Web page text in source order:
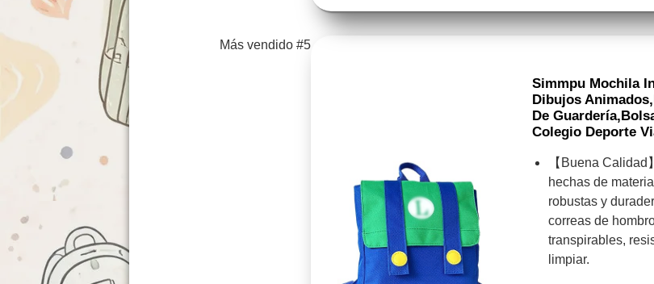
Más vendido #5
Simmpu Mochila
Dibujos
De
Colegio Deporte
【Buena
hechas de
robustas y
correas de
transpirables,
limpiar.